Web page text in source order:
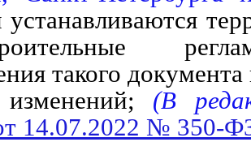
устанавливаются
такого
(В
14.07.2022 № 350-